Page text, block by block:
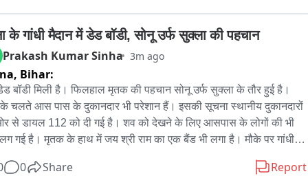
સ્થાનિક સ્વರಾಜ્યની ચૂંટણીઓમાં થયેલી ગડબડ અંગે સવાલ
હતા. તેમણે જણાવ્યું કે ચૂંટણીમાં ઉમેદવારો પસંદ કરવાની અને
આપવાની જવાબદારી જિલ્લા પ્રમુખ, વર્તમાન અને પૂર્વ ધારાસભ્યોને
હતી. પરંતુ અંગત સ્વાર્થ ખાતર અને ભાજપને જીતાડવાના હેતુથી
ઉમેદવારોની પસંદગી કરવામાં આવી હતી.પરિણામ ન મળતાં તેનો દોષ
ચાવડા પર ઢોળવો બિલકુલ व्यાજબી નથી.
2 બાબુજી ઠાકોરે જિલ્લા કોંગ્રેસ પ્રમુખ ગેમરભાઈ દેસાઈ અને
કિરીટ પટેલની કાર્યશૈલી સામે પણ આકરા પ્રહારો કર્યા હતા.
ઉમેર્યું કે જિલ્લા કોંગ્રેસ પ્રમુખે સંગઠન મજબૂત કરવાના બદલે
કિંમતી સમય ભુવાપણામાં વિતાવ્યો, જેના કારણે પાર્ટીને મારો પગથોળ
के गांधी मैदान में डेड बॉडी, सोनू उर्फ सुक्ला की पहचान
Prakash Kumar Sinha 3m ago
Bihar:
बॉडी मिली है। फिलहाल मृतक की पहचान सोनू उर्फ सुक्ला के तौर हुई है।
चलते आस पास के दुकानदार भी परेशान हैं। इसकी सूचना स्थानीय दुकानदारों
से डायल 112 को दी गई है। शव को देखने के लिए आसपास के लोगों की भी
गई है। मृतक के हाथ में जय श्री राम का एक बैंड भी लगा है। मौके पर गांधी
0 Share Report